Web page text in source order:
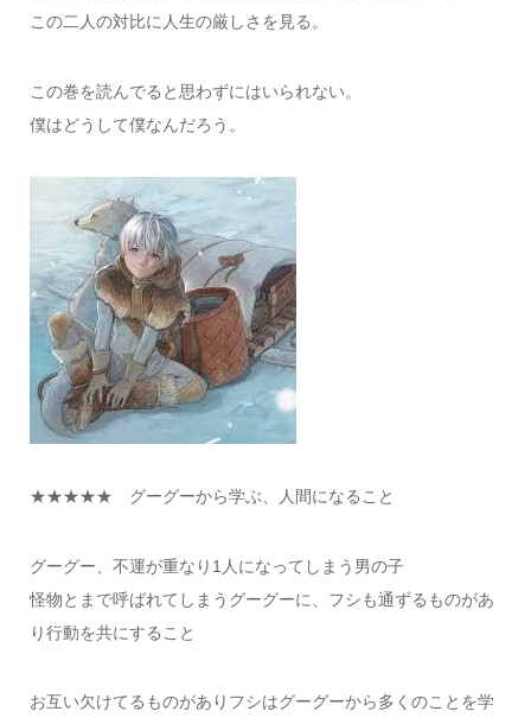
この二人の対比に人生の厳しさを見る。
この巻を読んでると思わずにはいられない。
僕はどうして僕なんだろう。
★★★★★ グーグーから学ぶ、人間になること
グーグー、不運が重なり1人になってしまう男の子
怪物とまで呼ばれてしまうグーグーに、フシも通ずるものがあ
り行動を共にすること
お互い欠けてるものがありフシはグーグーから多くのことを学